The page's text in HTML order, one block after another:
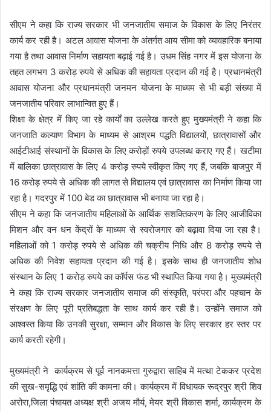
सीएम ने कहा कि राज्य सरकार भी जनजातीय समाज के विकास के लिए निरंतर
कार्य कर रही है। अटल आवास योजना के अंतर्गत आय सीमा को व्यावहारिक बनाया
गया है तथा आवास निर्माण सहायता बढ़ाई गई है। उधम सिंह नगर में इस योजना के
तहत लगभग 3 करोड़ रुपये से अधिक की सहायता प्रदान की गई है। प्रधानमंत्री
आवास योजना और प्रधानमंत्री जनमन योजना के माध्यम से भी बड़ी संख्या में
जनजातीय परिवार लाभान्वित हुए हैं।
शिक्षा के क्षेत्र में किए जा रहे कार्यों का उल्लेख करते हुए मुख्यमंत्री ने कहा कि
जनजाति कल्याण विभाग के माध्यम से आश्रम पद्धति विद्यालयों, छात्रावासों और
आईटीआई संस्थानों के विकास के लिए करोड़ों रुपये उपलब्ध कराए गए हैं। खटीमा
में बालिका छात्रावास के लिए 4 करोड़ रुपये स्वीकृत किए गए हैं, जबकि बाजपुर में
16 करोड़ रुपये से अधिक की लागत से विद्यालय एवं छात्रावास का निर्माण किया जा
रहा है। गदरपुर में 100 बेड का छात्रावास भी बनाया जा रहा है।
सीएम ने कहा कि जनजातीय महिलाओं के आर्थिक सशक्तिकरण के लिए आजीविका
मिशन और वन धन केंद्रों के माध्यम से स्वरोजगार को बढ़ावा दिया जा रहा है।
महिलाओं को 1 करोड़ रुपये से अधिक की चक्रीय निधि और 8 करोड़ रुपये से
अधिक की निवेश सहायता प्रदान की गई है। इसके साथ ही जनजातीय शोध
संस्थान के लिए 1 करोड़ रुपये का कॉर्पस फंड भी स्थापित किया गया है। मुख्यमंत्री
ने कहा कि राज्य सरकार जनजातीय समाज की संस्कृति, परंपरा और पहचान के
संरक्षण के लिए पूरी प्रतिबद्धता के साथ कार्य कर रही है। उन्होंने समाज को
आश्वस्त किया कि उनकी सुरक्षा, सम्मान और विकास के लिए सरकार हर स्तर पर
कार्य करती रहेगी।
मुख्यमंत्री ने कार्यक्रम से पूर्व नानकमत्ता गुरुद्वारा साहिब में मत्था टेककर प्रदेश
की सुख-समृद्धि एवं शांति की कामना की। कार्यक्रम में विधायक रूद्रपुर श्री शिव
अरोरा,जिला पंचायत अध्यक्ष श्री अजय मौर्य, मेयर श्री विकास शर्मा, कार्यक्रम के